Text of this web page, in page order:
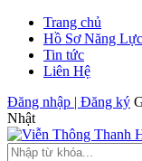
Trang chủ
Hồ Sơ Năng
Tin tức
Liên Hệ
Đăng nhập | Đăng ký
Nhật